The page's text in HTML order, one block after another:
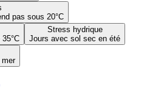
pas sous 20°C
Stress hydrique
Jours avec sol sec en été
mer